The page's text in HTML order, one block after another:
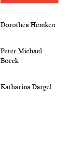
Dorothea Hemken
Peter Michael
Borck
Katharina Dargel